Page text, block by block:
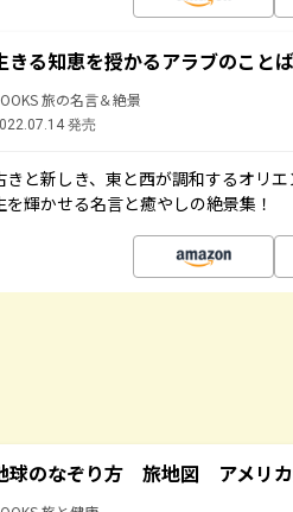
きる知恵を授かるアラブのこと
旅の名言＆絶景
発売
きと新しき、東と西が調和するオリ
を輝かせる名言と癒やしの絶景集！
球のなぞり方 旅地図 アメリ